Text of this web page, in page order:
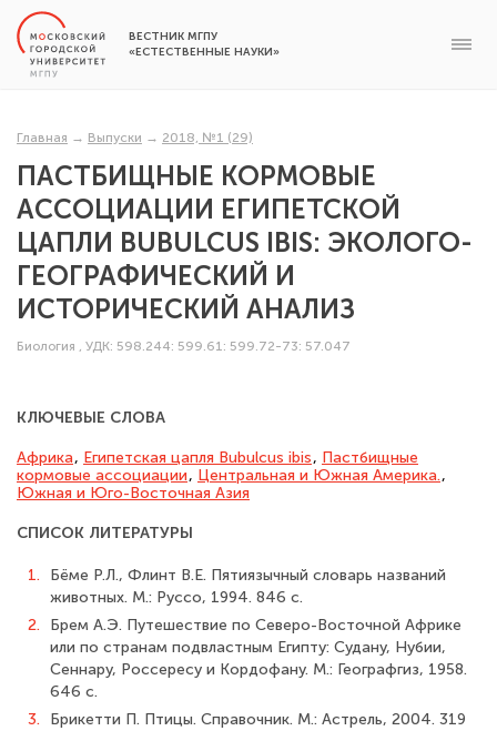
ВЕСТНИК МГПУ
«ЕСТЕСТВЕННЫЕ НАУКИ»
Главная → Выпуски → 2018, №1 (29)
ПАСТБИЩНЫЕ КОРМОВЫЕ
АССОЦИАЦИИ ЕГИПЕТСКОЙ
ЦАПЛИ BUBULCUS IBIS: ЭКОЛОГО-
ГЕОГРАФИЧЕСКИЙ И
ИСТОРИЧЕСКИЙ АНАЛИЗ
Биология , УДК: 598.244: 599.61: 599.72-73: 57.047
КЛЮЧЕВЫЕ СЛОВА
Африка, Египетская цапля Bubulcus ibis, Пастбищные
кормовые ассоциа­ции, Центральная и Южная Америка.,
Южная и Юго-Восточная Азия
СПИСОК ЛИТЕРАТУРЫ
1.
Бёме Р.Л., Флинт В.Е. Пятиязычный словарь названий
животных. М.: Руссо, 1994. 846 с.
2.
Брем А.Э. Путешествие по Северо-Восточной Африке
или по странам под­властным Египту: Судану, Нубии,
Сеннару, Россересу и Кордофану. М.: Географгиз, 1958.
646 с.
3.
Брикетти П. Птицы. Справочник. М.: Астрель, 2004. 319